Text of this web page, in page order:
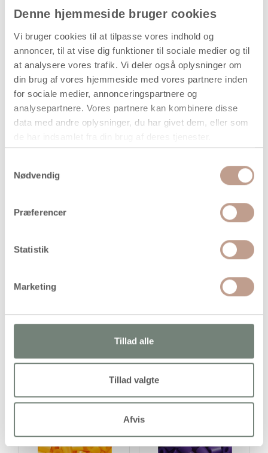
Denne hjemmeside bruger cookies
Vi bruger cookies til at tilpasse vores indhold og
annoncer, til at vise dig funktioner til sociale medier og til
at analysere vores trafik. Vi deler også oplysninger om
din brug af vores hjemmeside med vores partnere inden
for sociale medier, annonceringspartnere og
analysepartnere. Vores partnere kan kombinere disse
data med andre oplysninger, du har givet dem, eller som
Nødvendig
Præferencer
Statistik
Marketing
Tillad alle
Tillad valgte
Afvis
17,94
Leveringsomkostninger
Læg i kurven
når vi har bekræftet din ordre.
På lager
Handelsbetingelser